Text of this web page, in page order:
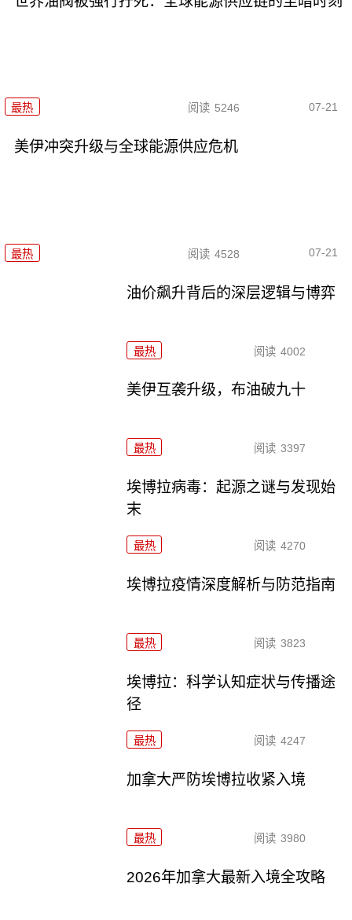
最热 阅读 5246 07-21
美伊冲突升级与全球能源供应危机
最热 阅读 4528 07-21
油价飙升背后的深层逻辑与博弈
最热 阅读 4002
美伊互袭升级，布油破九十
最热 阅读 3397
埃博拉病毒：起源之谜与发现始
末
最热 阅读 4270
埃博拉疫情深度解析与防范指南
最热 阅读 3823
埃博拉：科学认知症状与传播途
径
最热 阅读 4247
加拿大严防埃博拉收紧入境
最热 阅读 3980
2026年加拿大最新入境全攻略